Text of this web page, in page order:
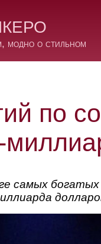
модно о стильном
по
самых